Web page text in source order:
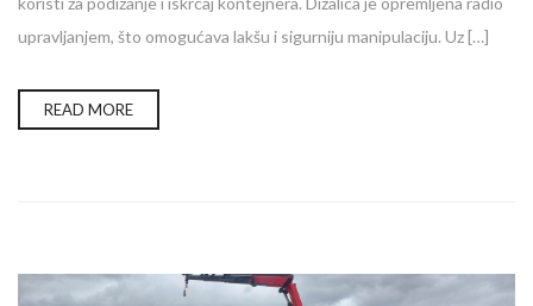
upravljanjem, što omogućava lakšu i sigurniju manipulaciju. Uz […]
READ MORE